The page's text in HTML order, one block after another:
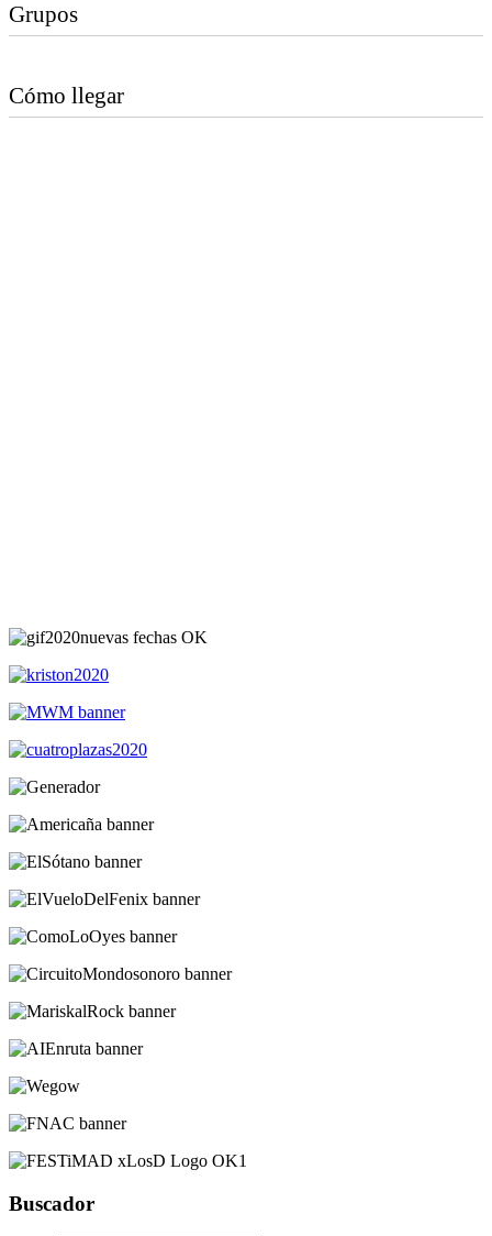
Grupos
Cómo llegar
Buscador